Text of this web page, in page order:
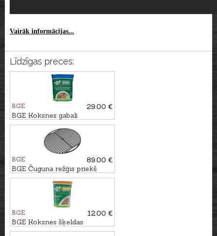
Vairāk informācijas...
Līdzīgas preces:
BGE
29.00 €
BGE Koksnes gabali
VALRIEKSTKOKS, 9L
BGE
89.00 €
BGE Čuguna režģis priekš
Medium grila
BGE
12.00 €
BGE Koksnes šķeldas
PEKANKOKS, 2,9L